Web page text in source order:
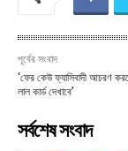
পূর্বের সংবাদ
‘ফের কেউ ফ্যাসিবাদী আচরণ
লাল কার্ড দেখাবে’
সর্বশেষ সংবাদ